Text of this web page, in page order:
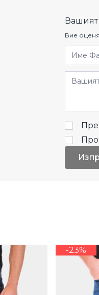
Вашият
Вие
Име
Отзиви
-23%